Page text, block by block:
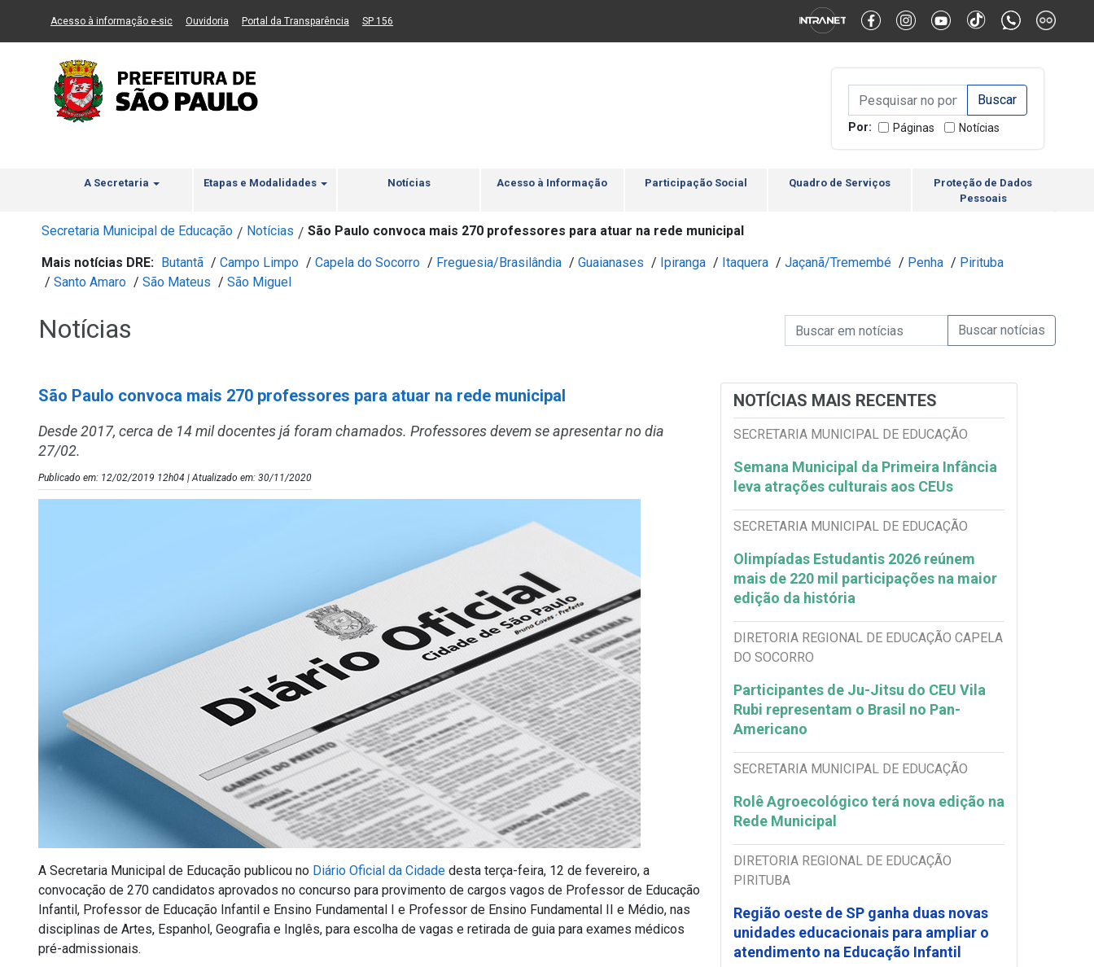
Ir ao Conteúdo Ir para menu principal 2 Ir para busca Ir para rodapé Alternar Alto Contraste Alternar Tamanho da Fonte
Acesso à informação e-sic(Link para um novo sítio)
Ouvidoria (Link para um novo sítio)
Portal da Transparência (Link para um novo sítio)
SP 156
Campo de Busca de
Campo de Busca de informaçõesEnviar a Busca
Por: Páginas Notícias
A Secretaria Etapas e Modalidades Notícias Acesso à Informação Participação Social Quadro de Serviços
Proteção de Dados
Pessoais
Secretaria Municipal de Educação / Notícias / São Paulo convoca mais 270 professores para atuar na rede municipal
Mais notícias DRE: Butantã / Campo Limpo / Capela do Socorro / Freguesia/Brasilândia / Guaianases / Ipiranga / Itaquera / Jaçanã/Tremembé / Penha / Pirituba
/ Santo Amaro / São Mateus / São Miguel
Notícias Campo de Busca de Notícias
Campo de Busca de informaçõesEnviar a Busca de
São Paulo convoca mais 270 professores para atuar na rede municipal
Desde 2017, cerca de 14 mil docentes já foram chamados. Professores devem se apresentar no dia
27/02.
Publicado em: 12/02/2019 12h04 | Atualizado em: 30/11/2020
A Secretaria Municipal de Educação publicou no Diário Oficial da Cidade desta terça-feira, 12 de fevereiro, a
convocação de 270 candidatos aprovados no concurso para provimento de cargos vagos de Professor de Educação
Infantil, Professor de Educação Infantil e Ensino Fundamental I e Professor de Ensino Fundamental II e Médio, nas
disciplinas de Artes, Espanhol, Geografia e Inglês, para escolha de vagas e retirada de guia para exames médicos
pré-admissionais.
NOTÍCIAS MAIS RECENTES
SECRETARIA MUNICIPAL DE EDUCAÇÃO
Semana Municipal da Primeira Infância
leva atrações culturais aos CEUs
SECRETARIA MUNICIPAL DE EDUCAÇÃO
Olimpíadas Estudantis 2026 reúnem
mais de 220 mil participações na maior
edição da história
DIRETORIA REGIONAL DE EDUCAÇÃO CAPELA
DO SOCORRO
Participantes de Ju-Jitsu do CEU Vila
Rubi representam o Brasil no Pan-
Americano
SECRETARIA MUNICIPAL DE EDUCAÇÃO
Rolê Agroecológico terá nova edição na
Rede Municipal
DIRETORIA REGIONAL DE EDUCAÇÃO
PIRITUBA
Região oeste de SP ganha duas novas
unidades educacionais para ampliar o
atendimento na Educação Infantil